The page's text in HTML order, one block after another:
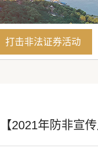
打击非法证券活动
【2021年防非宣